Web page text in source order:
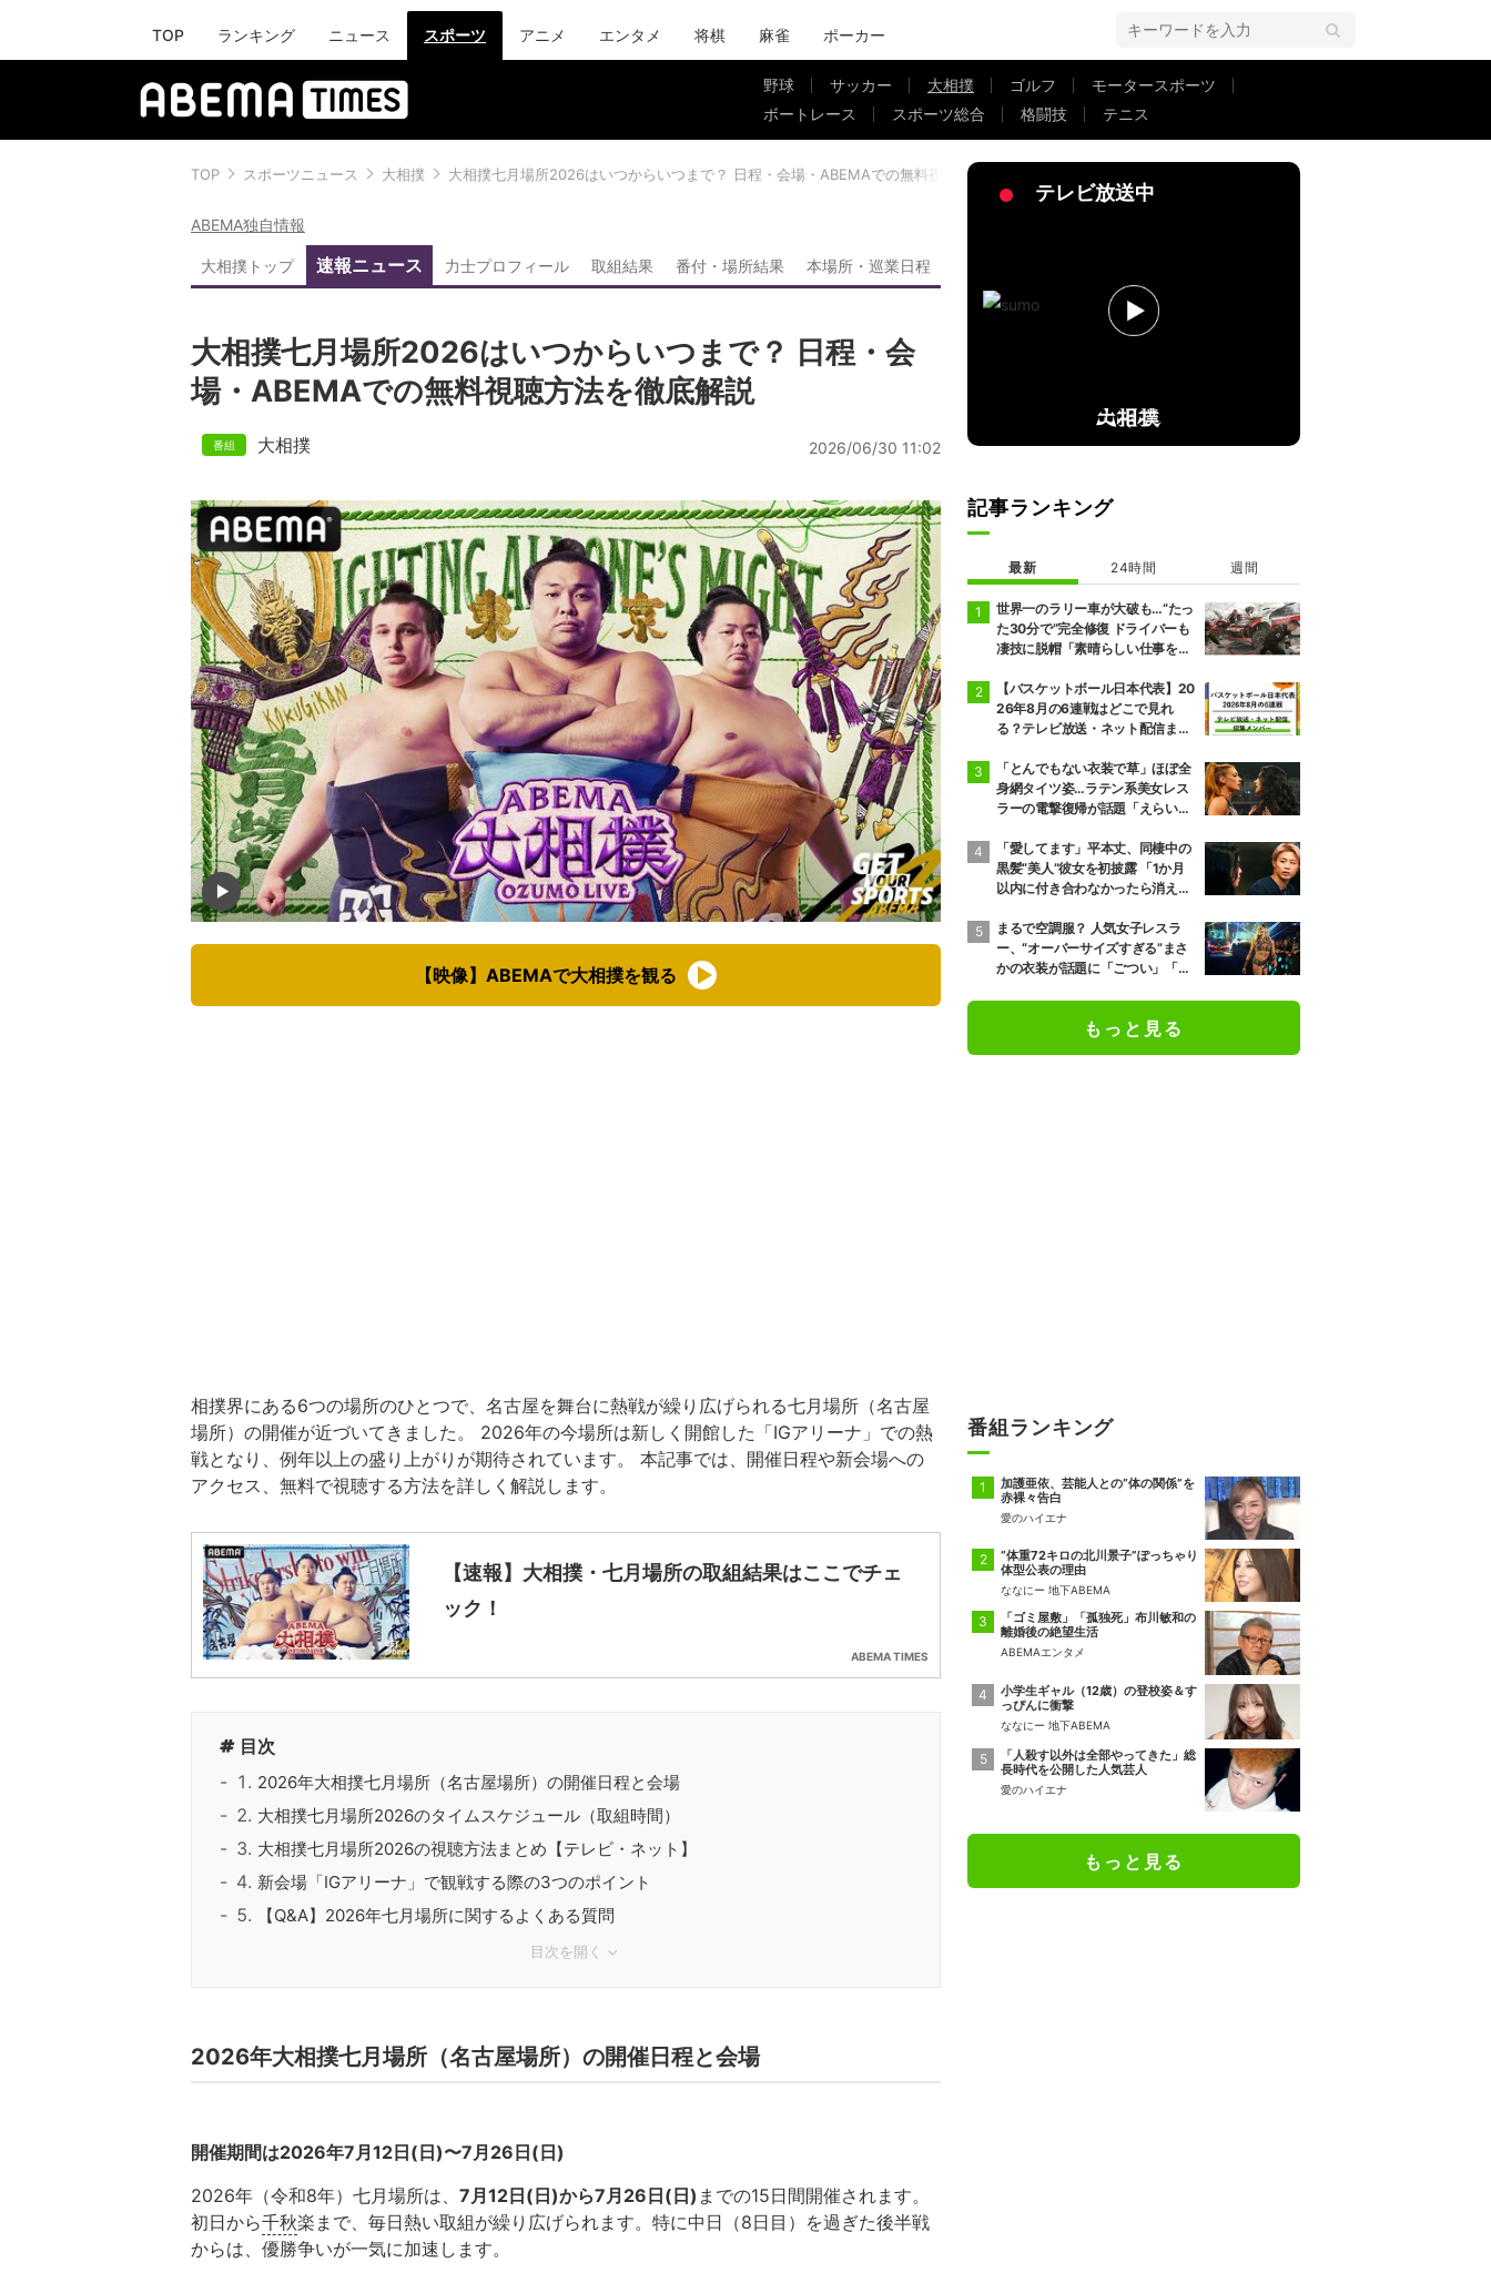
TOP ランキング ニュース スポーツ アニメ エンタメ 将棋 麻雀 ポーカー
野球 サッカー 大相撲 ゴルフ
モータースポーツ
ボートレース
スポーツ総合 格闘技 テニス
TOP スポーツニュース 大相撲 大相撲七月場所2026はいつからいつまで？ 日程・会場・ABEMAでの無料視聴方法を徹底解説
ABEMA独自情報
大相撲トップ 速報ニュース 力士プロフィール 取組結果 番付・場所結果 本場所・巡業日程
大相撲七月場所2026はいつからいつまで？ 日程・会
場・ABEMAでの無料視聴方法を徹底解説
大相撲 2026/06/30 11:02
【映像】ABEMAで大相撲を観る
相撲界にある6つの場所のひとつで、名古屋を舞台に熱戦が繰り広げられる七月場所（名古屋
場所）の開催が近づいてきました。 2026年の今場所は新しく開館した「IGアリーナ」での熱
戦となり、例年以上の盛り上がりが期待されています。 本記事では、開催日程や新会場への
アクセス、無料で視聴する方法を詳しく解説します。
【速報】大相撲・七月場所の取組結果はここでチェ
ック！
ABEMA TIMES
目次
2026年大相撲七月場所（名古屋場所）の開催日程と会場
大相撲七月場所2026のタイムスケジュール（取組時間）
大相撲七月場所2026の視聴方法まとめ【テレビ・ネット】
新会場「IGアリーナ」で観戦する際の3つのポイント
【Q&A】2026年七月場所に関するよくある質問
目次を開く
2026年大相撲七月場所（名古屋場所）の開催日程と会場
開催期間は2026年7月12日(日)〜7月26日(日)
2026年（令和8年）七月場所は、 7月12日(日)から7月26日(日) までの15日間開催されます。
初日から千秋楽まで、毎日熱い取組が繰り広げられます。特に中日（8日目）を過ぎた後半戦
からは、優勝争いが一気に加速します。
テレビ放送中
記事ランキング
最新 24時間 週間
世界一のラリー車が大破も…“たっ
た30分で”完全修復 ドライバーも
凄技に脱帽「素晴らしい仕事をし
【バスケットボール日本代表】20
26年8月の6連戦はどこで見れ
る？テレビ放送・ネット配信まと
「とんでもない衣装で草」ほぼ全
身網タイツ姿…ラテン系美女レス
ラーの電撃復帰が話題「えらいセ
「愛してます」平本丈、同棲中の
黒髪“美人”彼女を初披露 「1か月
以内に付き合わなかったら消え
まるで空調服？ 人気女子レスラ
ー、“オーバーサイズすぎる”まさ
かの衣装が話題に「ごつい」「肩
もっと見る
番組ランキング
加護亜依、芸能人との“体の関係”を
赤裸々告白
愛のハイエナ
“体重72キロの北川景子”ぽっちゃり
体型公表の理由
ななにー 地下ABEMA
「ゴミ屋敷」「孤独死」布川敏和の
離婚後の絶望生活
ABEMAエンタメ
小学生ギャル（12歳）の登校姿＆す
っぴんに衝撃
ななにー 地下ABEMA
「人殺す以外は全部やってきた」総
長時代を公開した人気芸人
愛のハイエナ
もっと見る